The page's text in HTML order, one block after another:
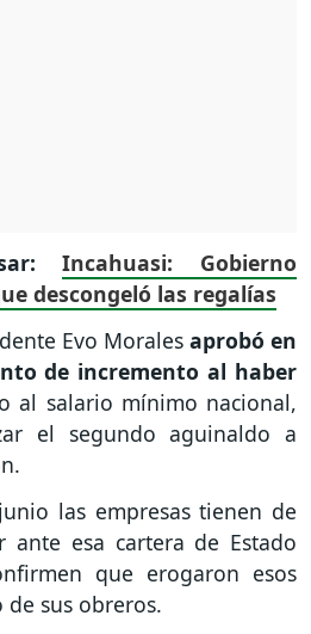
Incahuasi: Gobierno
descongeló las regalías
Evo Moralesaprobó en
de incremento al haber
al salario mínimo nacional,
el segundo aguinaldo a
las empresas tienen de
ante esa cartera de Estado
que erogaron esos
de sus obreros.